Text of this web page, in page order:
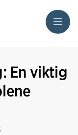
Meny
En viktig